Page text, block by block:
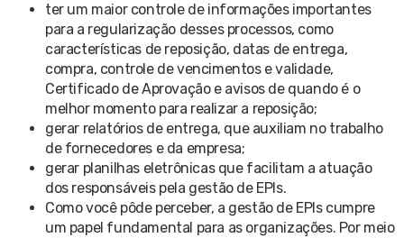
ter um maior controle de informações importantes
para a regularização desses processos, como
características de reposição, datas de entrega,
compra, controle de vencimentos e validade,
Certificado de Aprovação e avisos de quando é o
melhor momento para realizar a reposição;
gerar relatórios de entrega, que auxiliam no trabalho
de fornecedores e da empresa;
gerar planilhas eletrônicas que facilitam a atuação
dos responsáveis pela gestão de EPIs.
Como você pôde perceber, a gestão de EPIs cumpre
um papel fundamental para as organizações. Por meio